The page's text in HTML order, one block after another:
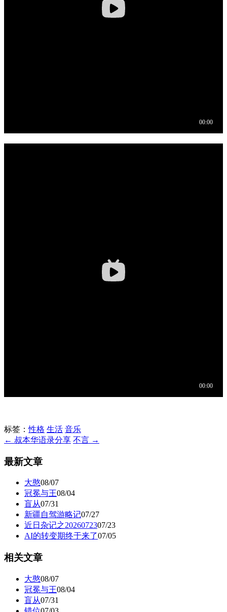
标签：性格 生活 音乐
← 叔本华语录分享 不言 →
最新文章
大憨08/07
冠冕与王08/04
盲从07/31
新疆自驾游略记07/27
近日杂记之2026072307/23
AI的转变期终于来了07/05
相关文章
大憨08/07
冠冕与王08/04
盲从07/31